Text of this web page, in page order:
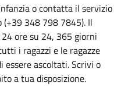
o contatta il servizio
348 798 7845). Il
ore su 24, 365 giorni
i ragazzi e le ragazze
essere ascoltati. Scrivi o
a tua disposizione.